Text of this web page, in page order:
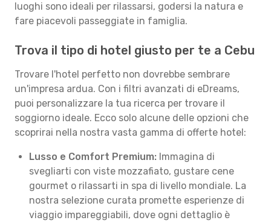
luoghi sono ideali per rilassarsi, godersi la natura e
fare piacevoli passeggiate in famiglia.
Trova il tipo di hotel giusto per te a Cebu
Trovare l'hotel perfetto non dovrebbe sembrare
un'impresa ardua. Con i filtri avanzati di eDreams,
puoi personalizzare la tua ricerca per trovare il
soggiorno ideale. Ecco solo alcune delle opzioni che
scoprirai nella nostra vasta gamma di offerte hotel:
Lusso e Comfort Premium: Immagina di
svegliarti con viste mozzafiato, gustare cene
gourmet o rilassarti in spa di livello mondiale. La
nostra selezione curata promette esperienze di
viaggio impareggiabili, dove ogni dettaglio è